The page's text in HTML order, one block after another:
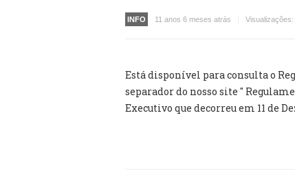
INFO 11 anos 6 meses atrás Visualizações:
Está disponível para consulta o
separador do nosso site "
Executivo que decorreu em 11 de